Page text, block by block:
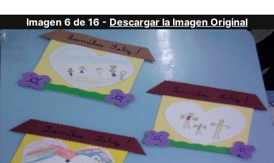
Imagen 6 de 16 - Descargar la Imagen Original